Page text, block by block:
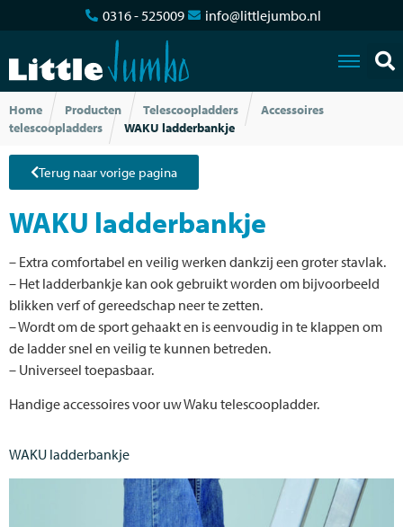
0316 - 525009 info@littlejumbo.nl
Home Producten Telescoopladders
Accessoires
telescoopladders
WAKU ladderbankje
Terug naar vorige pagina
WAKU ladderbankje
– Extra comfortabel en veilig werken dankzij een groter stavlak.
– Het ladderbankje kan ook gebruikt worden om bijvoorbeeld
blikken verf of gereedschap neer te zetten.
– Wordt om de sport gehaakt en is eenvoudig in te klappen om
de ladder snel en veilig te kunnen betreden.
– Universeel toepasbaar.
Handige accessoires voor uw Waku telescoopladder.
WAKU ladderbankje